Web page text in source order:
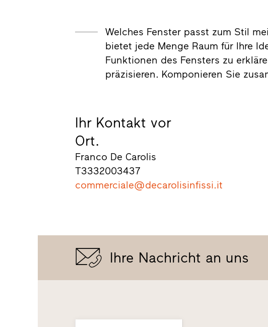
Welches Fenster passt zum Stil
bietet jede Menge Raum für Ihre
Funktionen des Fensters zu
präzisieren. Komponieren Sie
Ihr Kontakt vor
Ort.
Franco De Carolis
T3332003437
commerciale@decarolisinfissi.it
Ihre Nachricht an uns